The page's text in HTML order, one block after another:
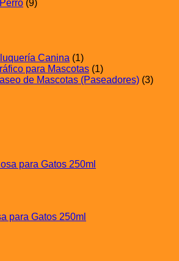
(9)
Canina (1)
para Mascotas (1)
de Mascotas (Paseadores) (3)
para Gatos 250ml